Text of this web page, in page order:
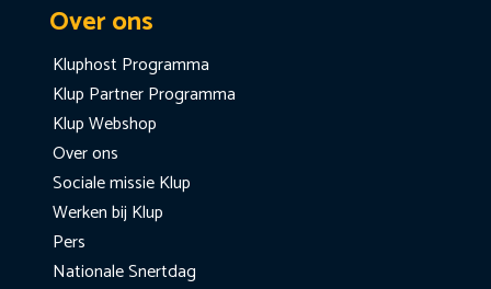
Over ons
Kluphost Programma
Klup Partner Programma
Klup Webshop
Over ons
Sociale missie Klup
Werken bij Klup
Pers
Nationale Snertdag